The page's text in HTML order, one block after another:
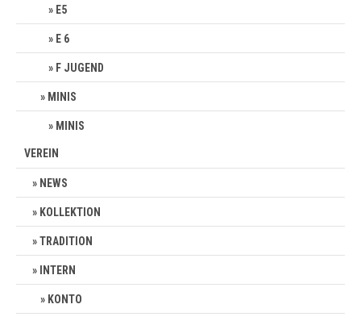
E5
E 6
F JUGEND
MINIS
MINIS
VEREIN
NEWS
KOLLEKTION
TRADITION
INTERN
KONTO